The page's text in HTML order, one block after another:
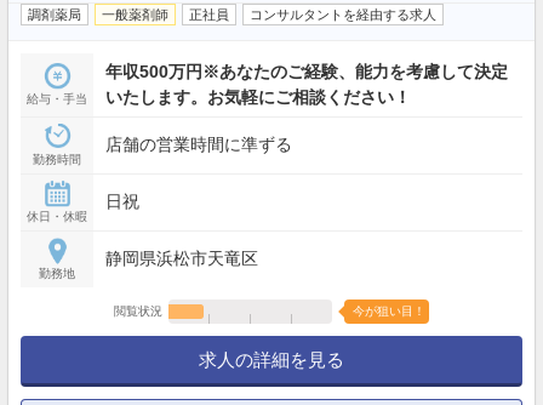
調剤薬局 一般薬剤師 正社員 コンサルタントを経由する求人
給与・手当
年収500万円※あなたのご経験、能力を考慮して決定
いたします。お気軽にご相談ください！
勤務時間
店舗の営業時間に準ずる
休日・休暇
日祝
勤務地
静岡県浜松市天竜区
閲覧状況 今が狙い目！
求人の詳細を見る